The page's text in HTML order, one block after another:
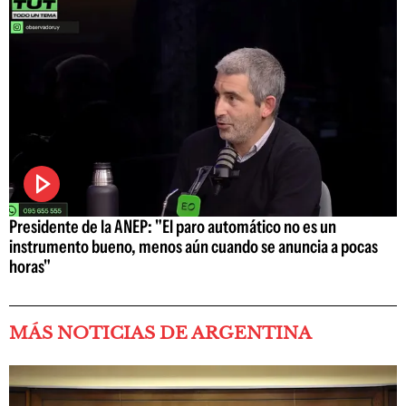
Presidente de la ANEP: "El paro automático no es un
instrumento bueno, menos aún cuando se anuncia a pocas
horas"
MÁS NOTICIAS DE ARGENTINA